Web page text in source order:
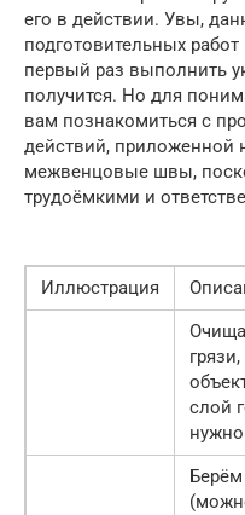
его в действии. Увы,
подготовительных
первый раз выполнить
получится. Но для
вам познакомиться с
действий,
межвенцовые швы,
трудоёмкими и
Иллюстрация
слой